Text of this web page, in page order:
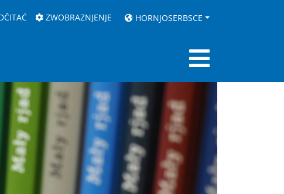
ZWOBRAZNJENJE HORNJOSERBSCE